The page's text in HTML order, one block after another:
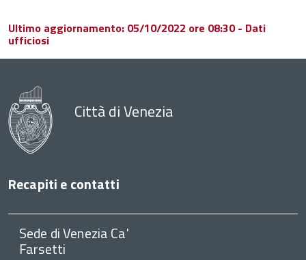
Ultimo aggiornamento: 05/10/2022 ore 08:30 - Dati
ufficiosi
Città di Venezia
Recapiti e contatti
Sede di Venezia Ca'
Farsetti